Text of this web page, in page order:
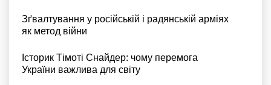
Зґвалтування у російській і радянській арміях
як метод війни
Історик Тімоті Снайдер: чому перемога
України важлива для світу